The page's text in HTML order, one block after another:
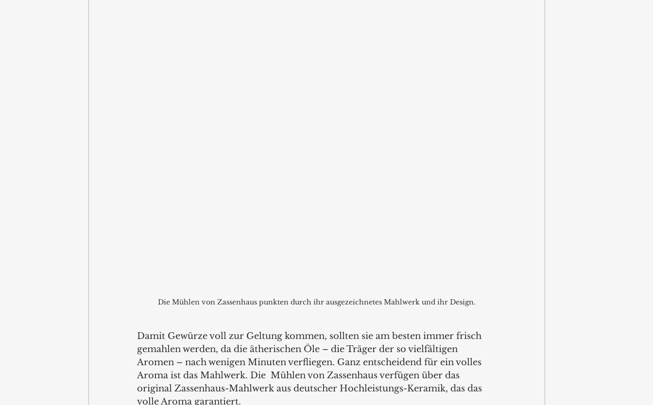
Die Mühlen von Zassenhaus punkten durch ihr ausgezeichnetes Mahlwerk und ihr Design.
Damit Gewürze voll zur Geltung kommen, sollten sie am besten immer frisch
gemahlen werden, da die ätherischen Öle – die Träger der so vielfältigen
Aromen – nach wenigen Minuten verfliegen. Ganz entscheidend für ein volles
Aroma ist das Mahlwerk. Die  Mühlen von Zassenhaus verfügen über das
original Zassenhaus-Mahlwerk aus deutscher Hochleistungs-Keramik, das das
volle Aroma garantiert.